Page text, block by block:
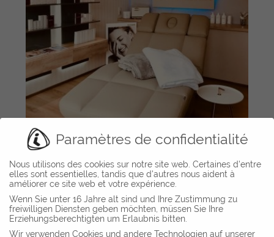
Paramètres de confidentialité
Nous utilisons des cookies sur notre site web. Certaines d'entre
elles sont essentielles, tandis que d'autres nous aident à
améliorer ce site web et votre expérience.
Wenn Sie unter 16 Jahre alt sind und Ihre Zustimmung zu
freiwilligen Diensten geben möchten, müssen Sie Ihre
Erziehungsberechtigten um Erlaubnis bitten.
Wir verwenden Cookies und andere Technologien auf unserer